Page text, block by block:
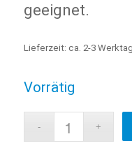
geeignet.
Lieferzeit: ca. 2-3
Vorrätig